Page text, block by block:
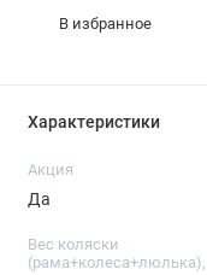
В избранное
Характеристики
Акция
Да
Вес коляски
(рама+колеса+люлька),